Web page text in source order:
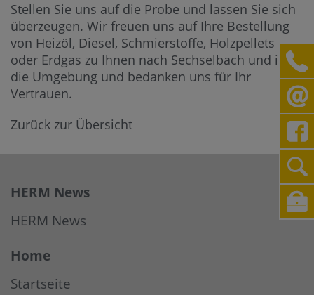
Stellen Sie uns auf die Probe und lassen Sie sich
überzeugen. Wir freuen uns auf Ihre Bestellung
von Heizöl, Diesel, Schmierstoffe, Holzpellets
oder Erdgas zu Ihnen nach Sechselbach und in
die Umgebung und bedanken uns für Ihr
Vertrauen.
Zurück zur Übersicht
HERM News
HERM News
Home
Startseite